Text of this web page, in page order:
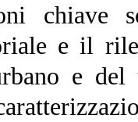
chiave
e il
e